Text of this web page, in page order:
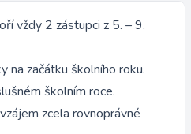
vždy 2 zástupci z 5. – 9.
na začátku školního roku.
školním roce.
zcela rovnoprávné